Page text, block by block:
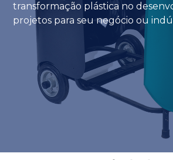
transformação plástica no
projetos para seu negócio ou